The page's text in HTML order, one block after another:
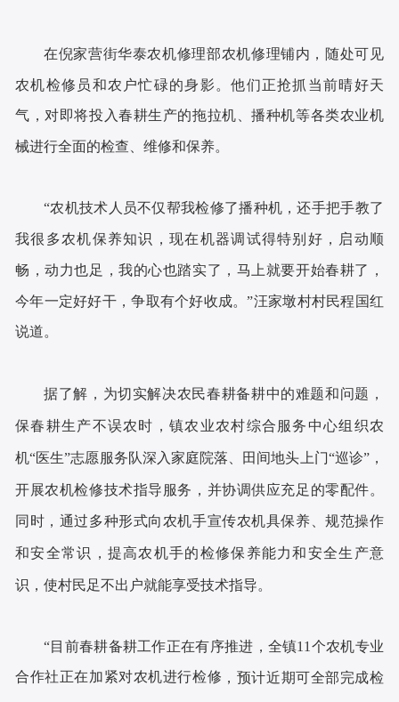
在倪家营街华泰农机修理部农机修理铺内，随处可见
农机检修员和农户忙碌的身影。他们正抢抓当前晴好天
气，对即将投入春耕生产的拖拉机、播种机等各类农业机
械进行全面的检查、维修和保养。
“农机技术人员不仅帮我检修了播种机，还手把手教了
我很多农机保养知识，现在机器调试得特别好，启动顺
畅，动力也足，我的心也踏实了，马上就要开始春耕了，
今年一定好好干，争取有个好收成。”汪家墩村村民程国红
说道。
据了解，为切实解决农民春耕备耕中的难题和问题，
保春耕生产不误农时，镇农业农村综合服务中心组织农
机“医生”志愿服务队深入家庭院落、田间地头上门“巡诊”，
开展农机检修技术指导服务，并协调供应充足的零配件。
同时，通过多种形式向农机手宣传农机具保养、规范操作
和安全常识，提高农机手的检修保养能力和安全生产意
识，使村民足不出户就能享受技术指导。
“目前春耕备耕工作正在有序推进，全镇11个农机专业
合作社正在加紧对农机进行检修 ，预计近期可全部完成检